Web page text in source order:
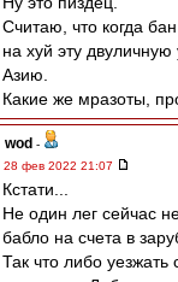
Считаю, что когда
на хуй эту
Азию.
Какие же мразоты,
wod -
28 фев 2022 21:07
Кстати...
Не один лег сейчас
бабло на счета в
Так что либо уезжать